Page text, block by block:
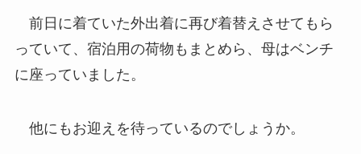
前日に着ていた外出着に再び着替えさせてもら
っていて、宿泊用の荷物もまとめら、母はベンチ
に座っていました。
他にもお迎えを待っているのでしょうか。